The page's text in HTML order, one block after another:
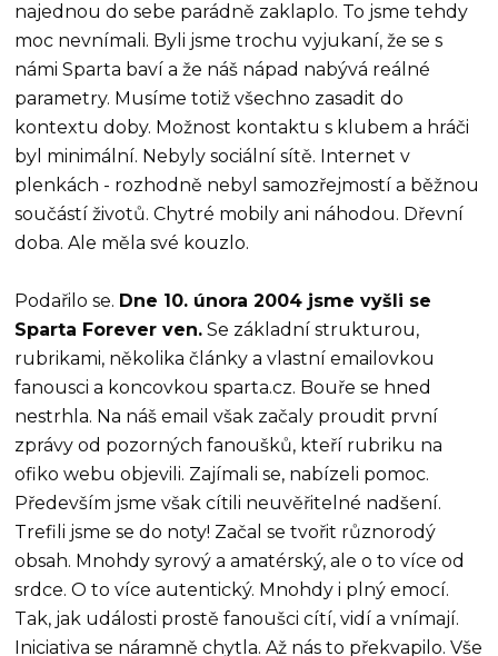
najednou do sebe parádně zaklaplo. To jsme tehdy
moc nevnímali. Byli jsme trochu vyjukaní, že se s
námi Sparta baví a že náš nápad nabývá reálné
parametry. Musíme totiž všechno zasadit do
kontextu doby. Možnost kontaktu s klubem a hráči
byl minimální. Nebyly sociální sítě. Internet v
plenkách - rozhodně nebyl samozřejmostí a běžnou
součástí životů. Chytré mobily ani náhodou. Dřevní
doba. Ale měla své kouzlo.
Podařilo se. Dne 10. února 2004 jsme vyšli se
Sparta Forever ven. Se základní strukturou,
rubrikami, několika články a vlastní emailovkou
fanousci a koncovkou sparta.cz. Bouře se hned
nestrhla. Na náš email však začaly proudit první
zprávy od pozorných fanoušků, kteří rubriku na
ofiko webu objevili. Zajímali se, nabízeli pomoc.
Především jsme však cítili neuvěřitelné nadšení.
Trefili jsme se do noty! Začal se tvořit různorodý
obsah. Mnohdy syrový a amatérský, ale o to více od
srdce. O to více autentický. Mnohdy i plný emocí.
Tak, jak události prostě fanoušci cítí, vidí a vnímají.
Iniciativa se náramně chytla. Až nás to překvapilo. Vše